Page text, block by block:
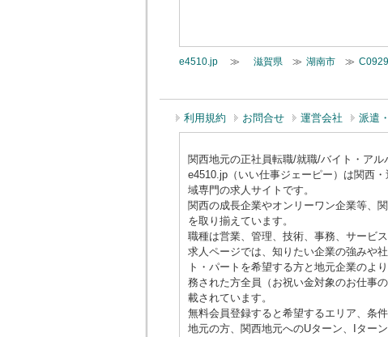
e4510.jp≫ 滋賀県≫ 湖南市≫
利用規約 お問合せ 運営会社 派遣
関西地元の正社員転職/就職/バイト・ア
e4510.jp（いい仕事ジェーピー）は関西
域専門の求人サイトです。
関西の成長企業やオンリーワン企業等、
を取り揃えています。
職種は営業、管理、技術、事務、サービ
求人ページでは、知りたい企業の強みや
ト・パートを希望する方と地元企業のよ
務された方全員（お祝い金対象のお仕事
載されています。
無料会員登録すると希望するエリア、条
地元の方、関西地元へのUターン、Iター